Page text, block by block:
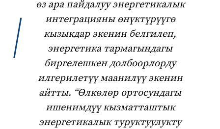
өз ара пайдалуу энергетикалык
интеграцияны өнүктүрүүгө
кызыкдар экенин белгилеп,
энергетика тармагындагы
биргелешкен долбоорлорду
илгерилетүү маанилүү экенин
айтты. “Өлкөлөр ортосундагы
ишенимдүү кызматташтык
энергетикалык туруктуулукту